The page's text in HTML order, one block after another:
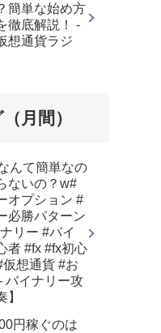
簡単な始め方
徹底解説！ -
想通貨ラジ
月間）
んて簡単なの
ないの？w#
オプション #
必勝パターン
リー #バイ
者 #fx #fx初心
想通貨 #お
バイナリー攻
】
円稼ぐのは